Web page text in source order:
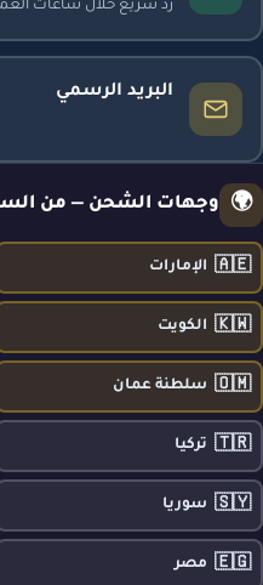
رد سريع خلال ساعات
البريد الرسمي
🌍 وجهات الشحن — من
🇦🇪 الإمارات
🇰🇼 الكويت
🇴🇲 سلطنة عمان
🇹🇷 تركيا
🇸🇾 سوريا
🇪🇬 مصر